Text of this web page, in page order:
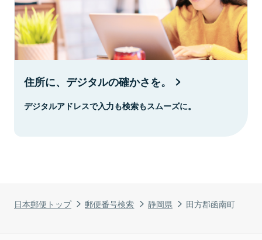
日本郵便トップ 郵便番号検索 静岡県 田方郡函南町
住所に、デジタルの確かさを。
デジタルアドレスで入力も検索もスムーズに。